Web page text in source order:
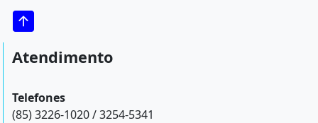
Atendimento
Telefones
(85) 3226-1020 / 3254-5341